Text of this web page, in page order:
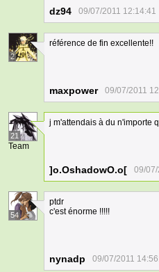
dz94 09/07/2011 12:14:41
2
référence de fin excellente!!
maxpower 09/07/2011
21
Team
j m'attendais à du n'importe
]o.OshadowO.o[ 09/
54
ptdr
c'est énorme !!!!!
nynadp 09/07/2011